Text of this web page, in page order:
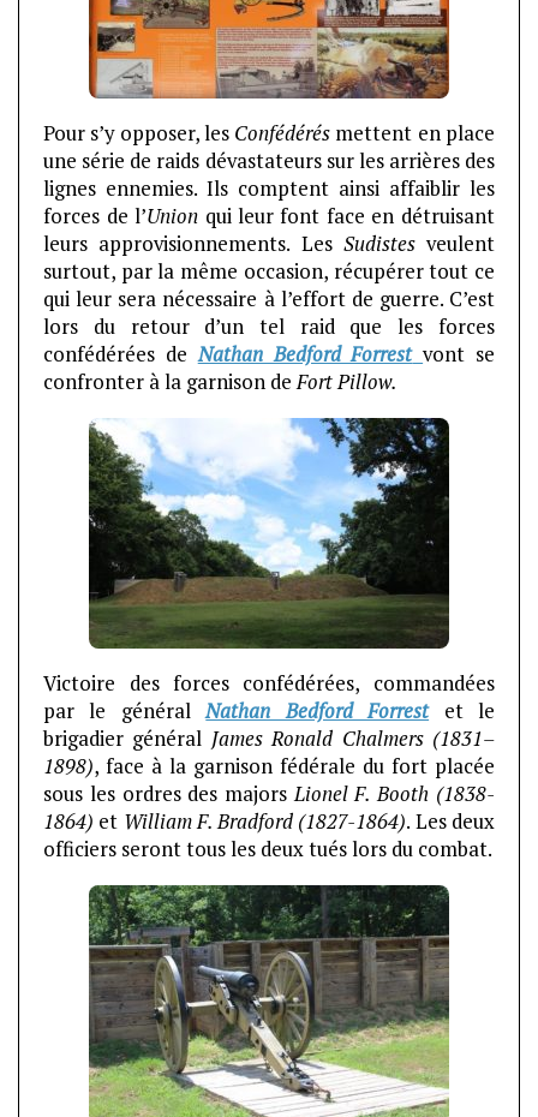
Pour s’y opposer, les Confédérés mettent en place
une série de raids dévastateurs sur les arrières des
lignes ennemies. Ils comptent ainsi affaiblir les
forces de l’Union qui leur font face en détruisant
leurs approvisionnements. Les Sudistesveulent
surtout, par la même occasion, récupérer tout ce
qui leur sera nécessaire à l’effort de guerre. C’est
lors du retour d’un tel raid que les forces
confédérées deNathan Bedford Forrest vont se
confronter à la garnison deFort Pillow.
Victoire des forces confédérées, commandées
par le généralNathan Bedford Forrestet le
brigadier général James Ronald Chalmers (1831–
1898), face à la garnison fédérale du fort placée
sous les ordres des majorsLionel F. Booth (1838-
1864) et William F. Bradford (1827-1864). Les deux
officiers seront tous les deux tués lors du combat.